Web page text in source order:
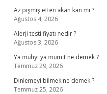
Az pişmiş etten akan kan mı ?
Ağustos 4, 2026
Alerji testi fiyatı nedir ?
Ağustos 3, 2026
Ya muhyi ya mumit ne demek ?
Temmuz 29, 2026
Dinlemeyi bilmek ne demek ?
Temmuz 25, 2026